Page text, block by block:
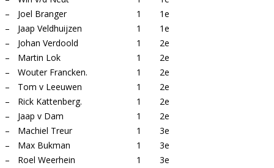
–
Joel Branger 1
1e
–
Jaap Veldhuijzen 1
1e
–
Johan Verdoold 1
2e
–
Martin Lok 1
2e
–
Wouter Francken. 1
2e
–
Tom v Leeuwen 1
2e
–
Rick Kattenberg. 1
2e
–
Jaap v Dam 1
2e
–
Machiel Treur 1
3e
–
Max Bukman 1
3e
–
Roel Weerhein 1
3e